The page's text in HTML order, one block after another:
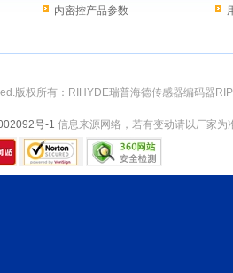
内密控产品参数
版权所有：RIHYDE瑞普海德传感器编码器
号-1 信息来源网络，若有变动请以厂家为